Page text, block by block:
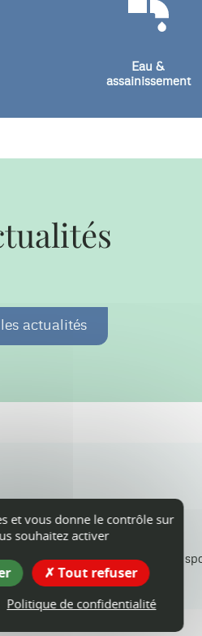
Eau &
assainissement
les actualités
les concerts, événements
SEPT.
et vous donne le contrôle sur
souhaitez activer
Tout refuser
Politique de confidentialité